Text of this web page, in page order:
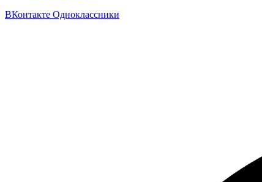
ВКонтакте Одноклассники